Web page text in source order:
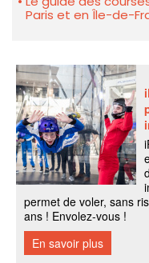
Paris et en Île-de-